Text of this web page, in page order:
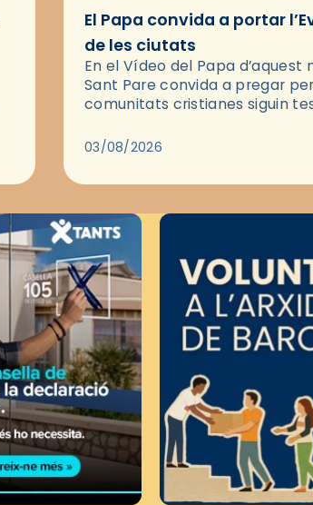
El Papa convida a portar
de les ciutats
En el Vídeo del Papa d’aquest
Sant Pare convida a pregar
comunitats cristianes siguin
pregària, el…
03/08/2026